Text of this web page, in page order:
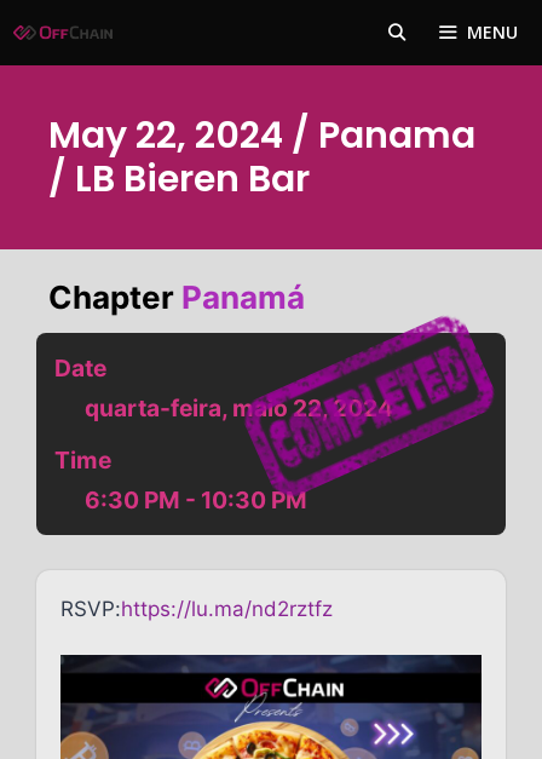
para
MENU
May 22, 2024 / Panama
/ LB Bieren Bar
Chapter Panamá
Date
quarta-feira, maio 22, 2024
Time
6:30 PM - 10:30 PM
RSVP:https://lu.ma/nd2rztfz